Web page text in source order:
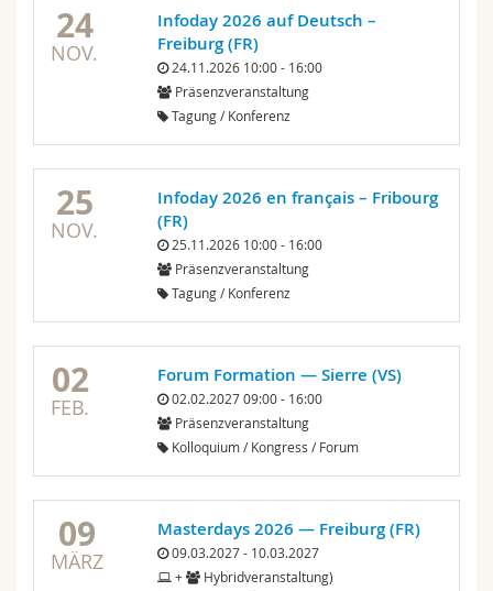
Fak. für Erziehungs- und Bildungswissenschaften
Math.-Nat. und Med. Fak.
Interfakultär
Forschende
Doktorierende
Bibliotheken
Vorlesungsverzeichnis
MyUnifr
24
NOV.
Infoday 2026 auf Deutsch –
Freiburg (FR)
24.11.2026 10:00 - 16:00
Präsenzveranstaltung
Tagung / Konferenz
25
NOV.
Infoday 2026 en français – Fribourg
(FR)
25.11.2026 10:00 - 16:00
Präsenzveranstaltung
Tagung / Konferenz
02
FEB.
Forum Formation — Sierre (VS)
02.02.2027 09:00 - 16:00
Präsenzveranstaltung
Kolloquium / Kongress / Forum
09
MÄRZ
Masterdays 2026 — Freiburg (FR)
09.03.2027 - 10.03.2027
+
Hybridveranstaltung)